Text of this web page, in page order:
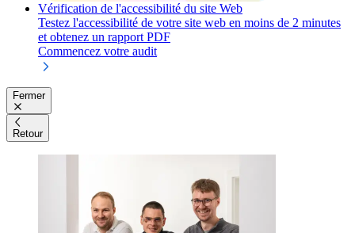
Vérification de l'accessibilité du site Web
Testez l'accessibilité de votre site web en moins de 2 minutes
et obtenez un rapport PDF
Commencez votre audit
Fermer
Retour